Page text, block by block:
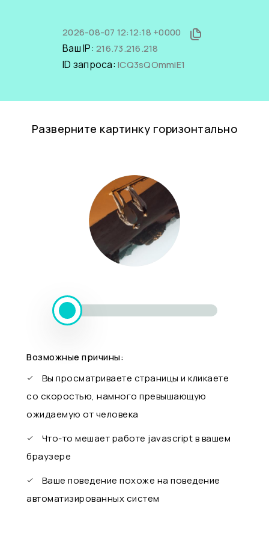
2026-08-07 12:12:18 +0000
Ваш IP: 216.73.216.218
ID запроса: ICQ3sQOmmiE1
Разверните картинку горизонтально
Возможные причины:
Вы просматриваете страницы и кликаете
со скоростью, намного превышающую
ожидаемую от человека
Что-то мешает работе javascript в вашем
браузере
Ваше поведение похоже на поведение
автоматизированных систем